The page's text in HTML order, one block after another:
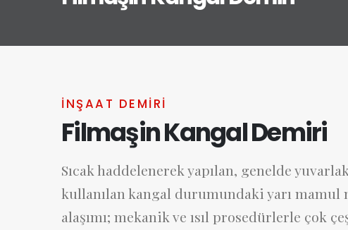
INŞAAT DEMIRI
Filmaşin Kangal Demiri
Sıcak haddelenerek yapılan, genelde
kullanılan kangal durumundaki yarı mamul
alaşımı; mekanik ve ısıl prosedürlerle